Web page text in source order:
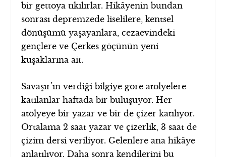
bir gettoya tıkılırlar. Hikâyenin bundan
sonrası depremzede liselilere, kentsel
dönüşümü yaşayanlara, cezaevindeki
gençlere ve Çerkes göçünün yeni
kuşaklarına ait.
Savaşır’ın verdiği bilgiye göre atölyelere
katılanlar haftada bir buluşuyor. Her
atölyeye bir yazar ve bir de çizer katılıyor.
Ortalama 2 saat yazar ve çizerlik, 3 saat de
çizim dersi veriliyor. Gelenlere ana hikâye
anlatılıyor. Daha sonra kendilerini bu